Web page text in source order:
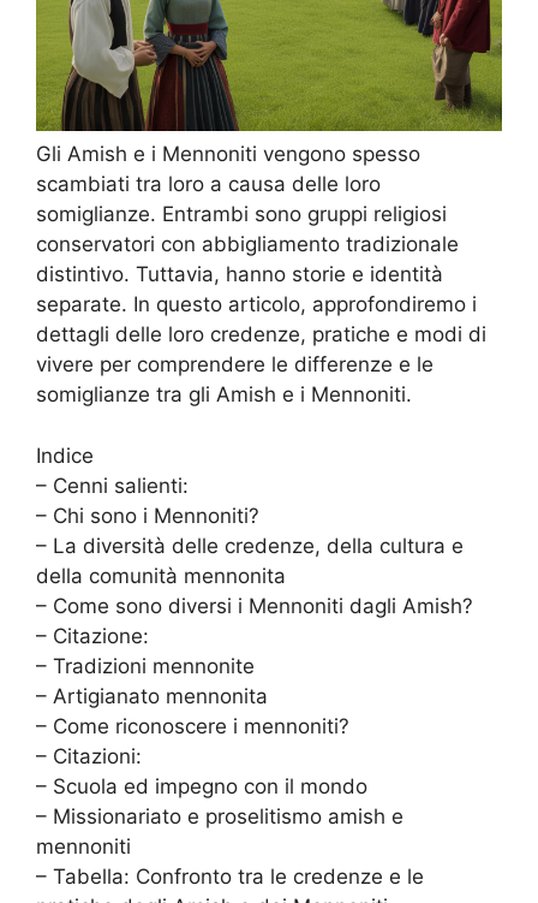
Gli Amish e i Mennoniti vengono spesso
scambiati tra loro a causa delle loro
somiglianze. Entrambi sono gruppi religiosi
conservatori con abbigliamento tradizionale
distintivo. Tuttavia, hanno storie e identità
separate. In questo articolo, approfondiremo i
dettagli delle loro credenze, pratiche e modi di
vivere per comprendere le differenze e le
somiglianze tra gli Amish e i Mennoniti.
Indice
– Cenni salienti:
– Chi sono i Mennoniti?
– La diversità delle credenze, della cultura e
della comunità mennonita
– Come sono diversi i Mennoniti dagli Amish?
– Citazione:
– Tradizioni mennonite
– Artigianato mennonita
– Come riconoscere i mennoniti?
– Citazioni:
– Scuola ed impegno con il mondo
– Missionariato e proselitismo amish e
mennoniti
– Tabella: Confronto tra le credenze e le